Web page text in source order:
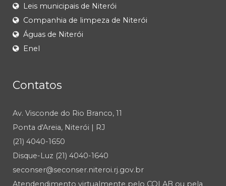
Leis municipais de Niterói
Companhia de limpeza de Niterói
Águas de Niterói
Enel
Contatos
Av. Visconde do Rio Branco, 11
Ponta d'Areia, Niterói | RJ
(21) 4040-1650
Disque-Luz (21) 4040-1640
seconser@seconser.niteroi.rj.gov.br
Atendendimento virtualmente pelo COLAB ou pela